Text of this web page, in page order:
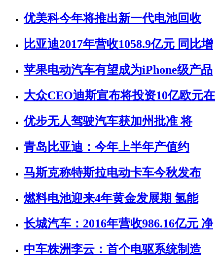
优美科今年将推出新一代电池回收
比亚迪2017年营收1058.9亿元 同比增
苹果电动汽车有望成为iPhone级产品
大众CEO迪斯宣布将投资10亿欧元在
优步无人驾驶汽车获加州批准 将
青岛比亚迪：今年上半年产值约
马斯克称特斯拉电动卡车今秋发布
燃料电池迎来4年黄金发展期 氢能
长城汽车：2016年营收986.16亿元 净
中车株洲李云：首个电驱系统制造